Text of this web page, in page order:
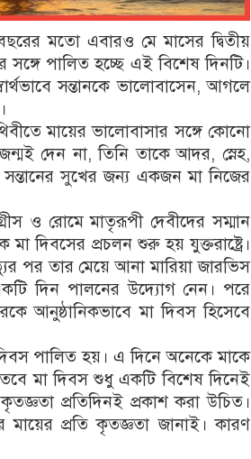
মতো এবারও মে মাসের দ্বিতীয়
সঙ্গে পালিত হচ্ছে এই বিশেষ দিনটি।
সন্তানকে ভালোবাসেন, আগলে
মায়ের ভালোবাসার সঙ্গে কোনো
দেন না, তিনি তাকে আদর, স্নেহ,
সুখের জন্য একজন মা নিজের
ও রোমে মাতৃরূপী দেবীদের সম্মান
দিবসের প্রচলন শুরু হয় যুক্তরাষ্ট্রে।
পর তার মেয়ে আনা মারিয়া জারভিস
দিন পালনের উদ্যোগ নেন। পরে
আনুষ্ঠানিকভাবে মা দিবস হিসেবে
পালিত হয়। এ দিনে অনেকে মাকে
মা দিবস শুধু একটি বিশেষ দিনেই
প্রতিদিনই প্রকাশ করা উচিত।
প্রতি কৃতজ্ঞতা জানাই। কারণ